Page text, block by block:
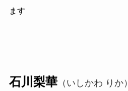
ます
石川梨華（いしかわ りか）